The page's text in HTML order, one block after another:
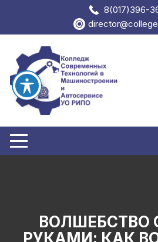
содержимому
8(017)396-
ВОЛШЕБСТВО
РУКАМИ: КАК